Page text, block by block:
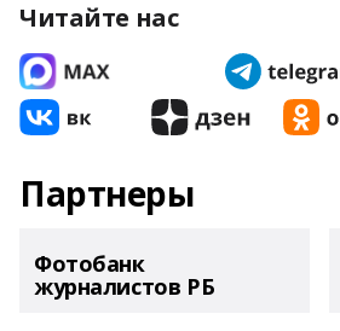
Читайте нас
Партнеры
Фотобанк
журналистов РБ